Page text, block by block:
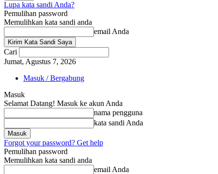
Lupa kata sandi Anda?
Pemulihan password
Memulihkan kata sandi anda
email Anda
Cari
Jumat, Agustus 7, 2026
Masuk / Bergabung
Masuk
Selamat Datang! Masuk ke akun Anda
nama pengguna
kata sandi Anda
Forgot your password? Get help
Pemulihan password
Memulihkan kata sandi anda
email Anda